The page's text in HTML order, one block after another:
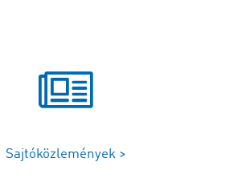
Sajtóközlemények >